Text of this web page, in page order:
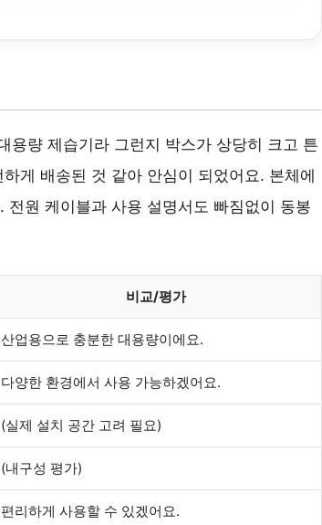
량 제습기라 그런지 박스가 상당히 크고 튼
게 배송된 것 같아 안심이 되었어요. 본체에
원 케이블과 사용 설명서도 빠짐없이 동봉
비교/평가
산업용으로 충분한 대용량이에요.
다양한 환경에서 사용 가능하겠어요.
(실제 설치 공간 고려 필요)
(내구성 평가)
편리하게 사용할 수 있겠어요.